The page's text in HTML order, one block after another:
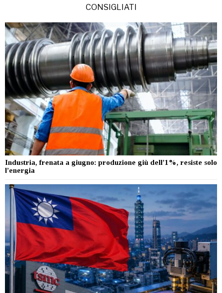
CONSIGLIATI
Industria, frenata a giugno: produzione giù dell’1%, resiste solo
l’energia